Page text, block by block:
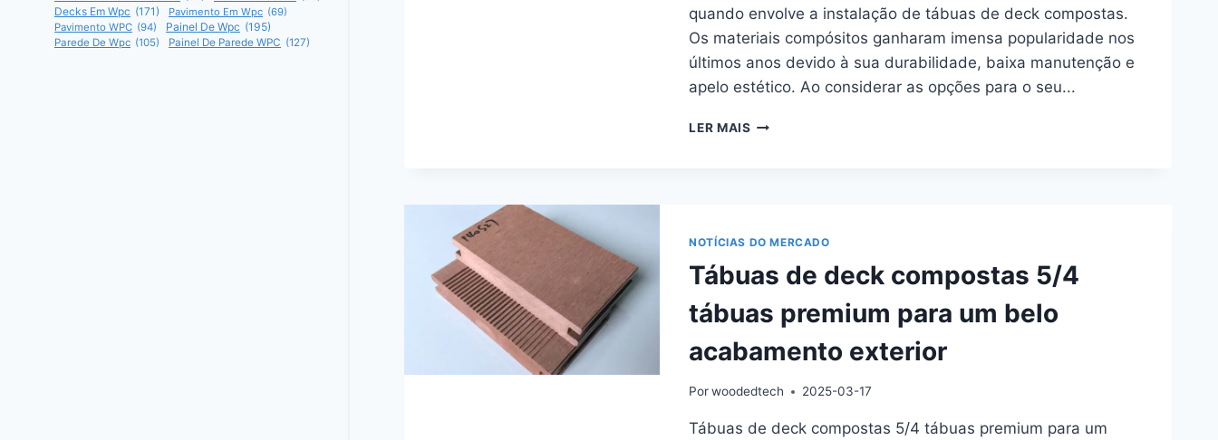
quando envolve a instalação de tábuas de deck compostas.
Os materiais compósitos ganharam imensa popularidade nos
últimos anos devido à sua durabilidade, baixa manutenção e
apelo estético. Ao considerar as opções para o seu...
LER MAIS
CRIAR
EXTERIORES
E
FUNCIONAIS
NOTÍCIAS DO MERCADO
Tábuas de deck compostas 5/4
tábuas premium para um belo
acabamento exterior
Por woodedtech 2025-03-17
Tábuas de deck compostas 5/4 tábuas premium para um
Decks Em Wpc (171) Pavimento Em Wpc (69)
Pavimento WPC (94) Painel De Wpc (195)
Parede De Wpc (105) Painel De Parede WPC (127)